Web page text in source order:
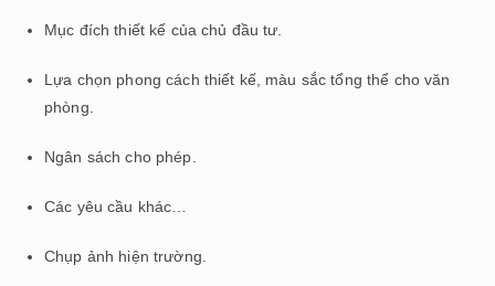
Mục đích thiết kế của chủ đầu tư.
Lựa chọn phong cách thiết kế, màu sắc tổng thể cho văn
phòng.
Ngân sách cho phép.
Các yêu cầu khác…
Chụp ảnh hiện trường.